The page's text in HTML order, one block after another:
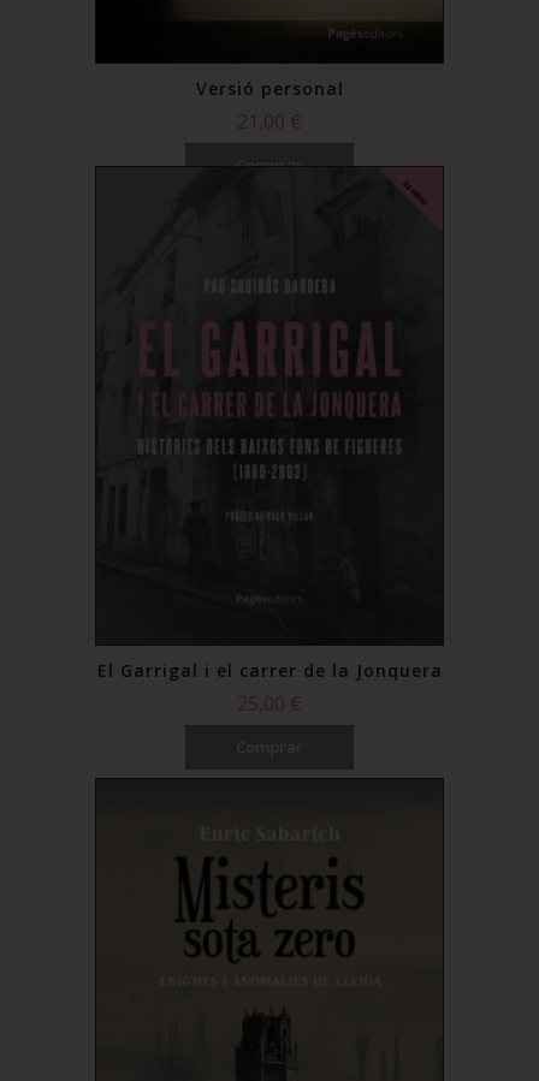
Versió personal
21,00 €
Comprar
El Garrigal i el carrer de la Jonquera
25,00 €